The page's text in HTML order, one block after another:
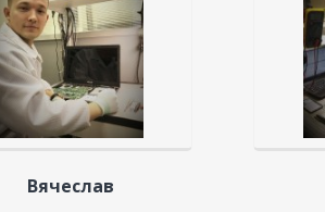
Вячеслав